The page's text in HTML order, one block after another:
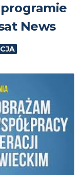
News